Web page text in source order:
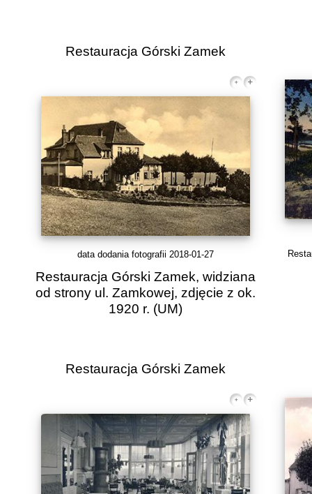
Restauracja Górski Zamek
data dodania fotografii 2018-01-27
Restauracja Górski Zamek, widziana
od strony ul. Zamkowej, zdjęcie z ok.
1920 r. (UM)
Restauracja Górski Zamek